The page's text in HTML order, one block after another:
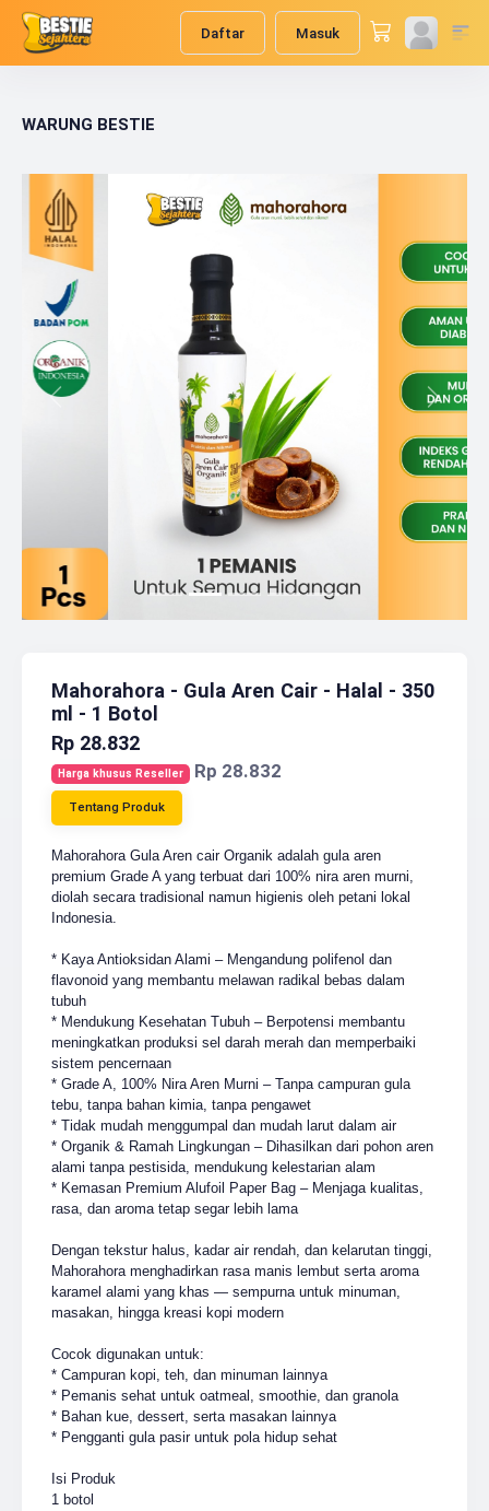
Daftar Masuk
WARUNG BESTIE
Next
Mahorahora - Gula Aren Cair - Halal - 350
ml - 1 Botol
Rp 28.832
Harga khusus Reseller Rp 28.832
Tentang Produk
Mahorahora Gula Aren cair Organik adalah gula aren
premium Grade A yang terbuat dari 100% nira aren murni,
diolah secara tradisional namun higienis oleh petani lokal
Indonesia.
* Kaya Antioksidan Alami – Mengandung polifenol dan
flavonoid yang membantu melawan radikal bebas dalam
tubuh
* Mendukung Kesehatan Tubuh – Berpotensi membantu
meningkatkan produksi sel darah merah dan memperbaiki
sistem pencernaan
* Grade A, 100% Nira Aren Murni – Tanpa campuran gula
tebu, tanpa bahan kimia, tanpa pengawet
* Tidak mudah menggumpal dan mudah larut dalam air
* Organik & Ramah Lingkungan – Dihasilkan dari pohon aren
alami tanpa pestisida, mendukung kelestarian alam
* Kemasan Premium Alufoil Paper Bag – Menjaga kualitas,
rasa, dan aroma tetap segar lebih lama
Dengan tekstur halus, kadar air rendah, dan kelarutan tinggi,
Mahorahora menghadirkan rasa manis lembut serta aroma
karamel alami yang khas — sempurna untuk minuman,
masakan, hingga kreasi kopi modern
Cocok digunakan untuk:
* Campuran kopi, teh, dan minuman lainnya
* Pemanis sehat untuk oatmeal, smoothie, dan granola
* Bahan kue, dessert, serta masakan lainnya
* Pengganti gula pasir untuk pola hidup sehat
Isi Produk
1 botol